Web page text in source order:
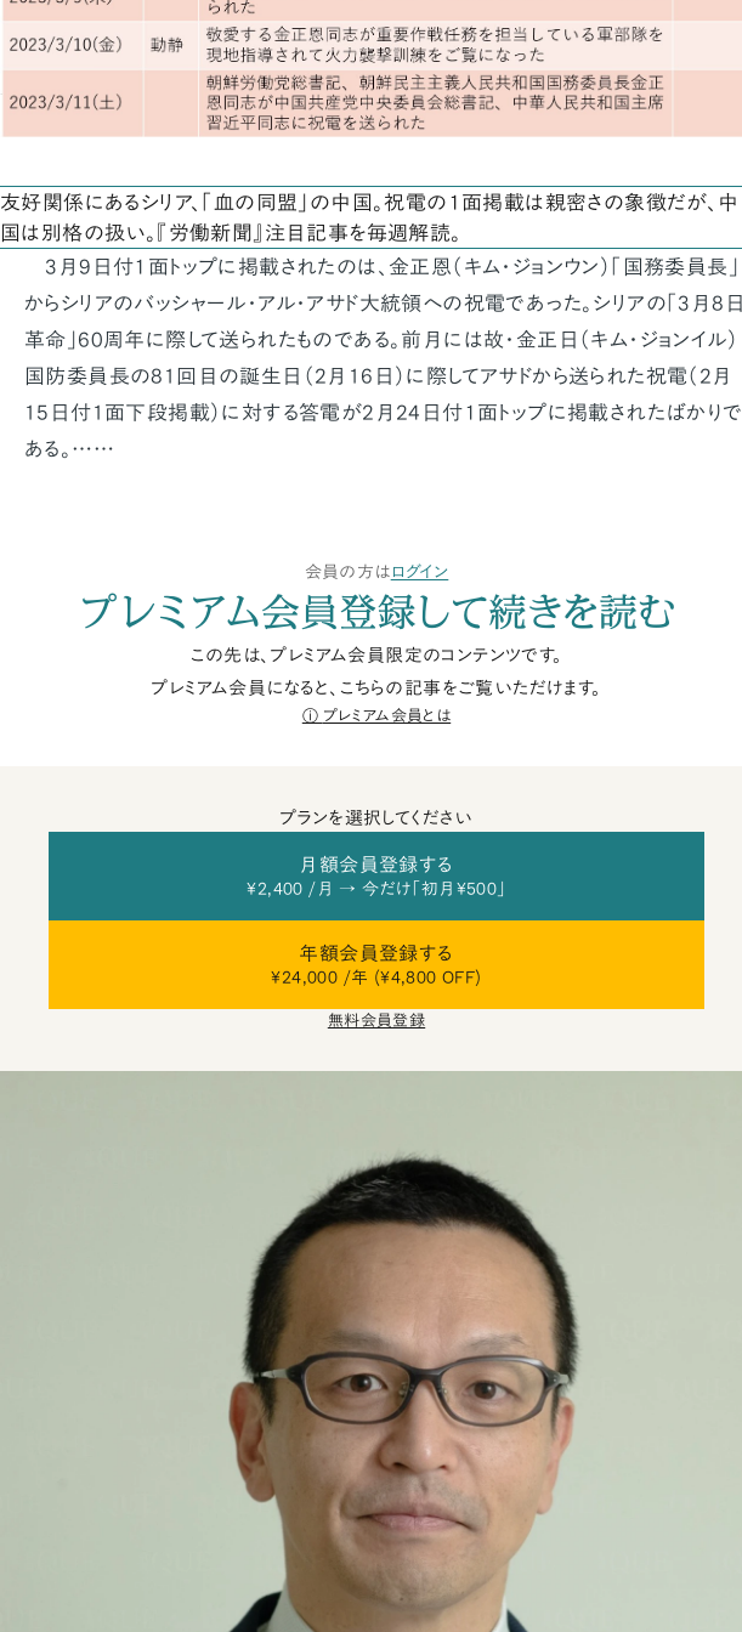
友好関係にあるシリア、「血の同盟」の中国。祝電の１面掲載は親密さの象徴だが、中
国は別格の扱い。『労働新聞』注目記事を毎週解読。
3月9日付１面トップに掲載されたのは、金正恩（キム・ジョンウン）「国務委員長」
からシリアのバッシャール・アル・アサド大統領への祝電であった。シリアの「3月8日
革命」60周年に際して送られたものである。前月には故・金正日（キム・ジョンイル）
国防委員長の81回目の誕生日（2月16日）に際してアサドから送られた祝電（2月
15日付1面下段掲載）に対する答電が2月24日付１面トップに掲載されたばかりで
ある。……
会員の方は ログイン
プレミアム会員登録して続きを読む
この先は、プレミアム会員限定のコンテンツです。
プレミアム会員になると、こちらの記事をご覧いただけます。
プレミアム会員とは
プランを選択してください
月額会員登録する
¥2,400 /月 → 今だけ「初月¥500」
年額会員登録する
¥24,000 /年 (¥4,800 OFF)
無料会員登録